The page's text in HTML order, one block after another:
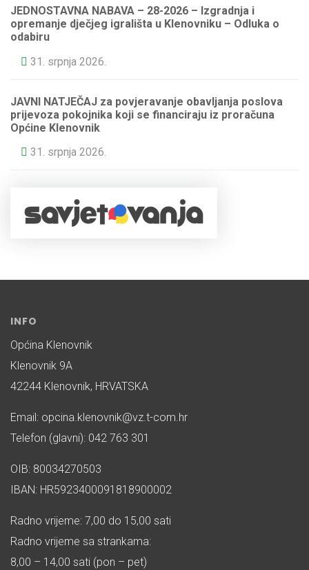
JEDNOSTAVNA NABAVA – 28-2026 – Izgradnja i
opremanje dječjeg igrališta u Klenovniku – Odluka o
odabiru
31. srpnja 2026.
JAVNI NATJEČAJ za povjeravanje obavljanja poslova
prijevoza pokojnika koji se financiraju iz proračuna
Općine Klenovnik
31. srpnja 2026.
INFO
Općina Klenovnik
Klenovnik 9A
42244 Klenovnik, HRVATSKA
Email: opcina.klenovnik@vz.t-com.hr
Telefon (glavni): 042 763 301
OIB: 80034270503
IBAN: HR5923400091818900002
Radno vrijeme: 7,00 do 15,00 sati
Radno vrijeme sa strankama:
8,00 – 14,00 sati (pon – pet)